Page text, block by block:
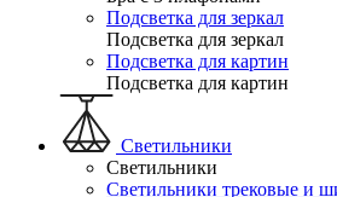
Подсветка для зеркал
Подсветка для зеркал
Подсветка для картин
Подсветка для картин
Светильники
Светильники
Светильники трековые и